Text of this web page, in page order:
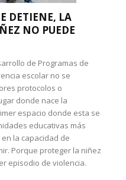
DETIENE, LA
NO PUEDE
de Programas de
escolar no se
protocolos o
donde nace la
espacio donde esta se
educativas más
la capacidad de
Porque proteger la niñez
episodio de violencia.